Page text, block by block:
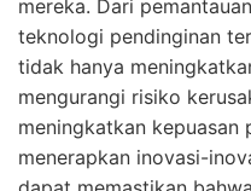
mereka. Dari
teknologi pendinginan
tidak hanya
mengurangi risiko
meningkatkan kepuasan
menerapkan inovasi-